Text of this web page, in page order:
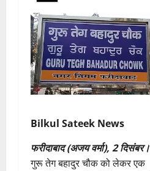
Bilkul Sateek News
फरीदाबाद (अजय वर्मा), 2 दिसंबर।
गुरू तेग बहादुर चौक को लेकर एक